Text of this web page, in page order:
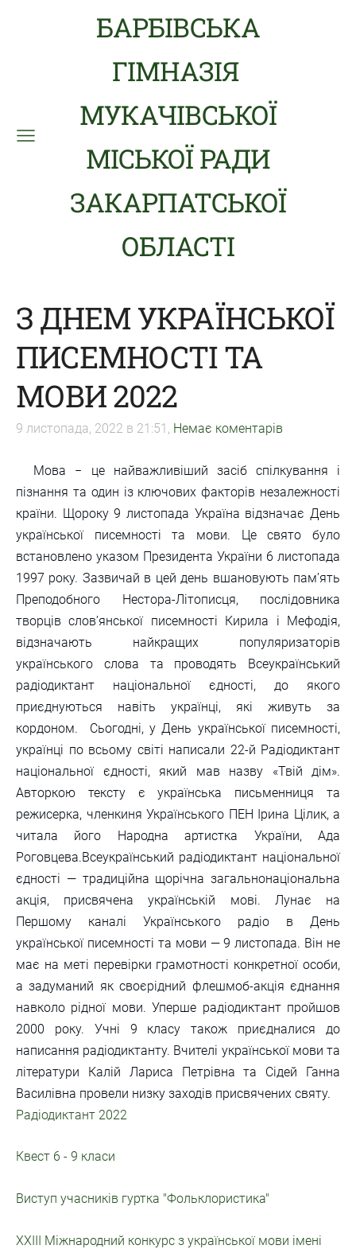
БАРБІВСЬКА
ГІМНАЗІЯ
МУКАЧІВСЬКОЇ
МІСЬКОЇ РАДИ
ЗАКАРПАТСЬКОЇ
ОБЛАСТІ
З ДНЕМ УКРАЇНСЬКОЇ
ПИСЕМНОСТІ ТА
МОВИ 2022
9 листопада, 2022 в 21:51, Немає коментарів
Мова − це найважливіший засіб спілкування і
пізнання та один із ключових факторів незалежності
країни. Щороку 9 листопада Україна відзначає День
української писемності та мови. Це свято було
встановлено указом Президента України 6 листопада
1997 року. Зазвичай в цей день вшановують пам’ять
Преподобного Нестора-Літописця, послідовника
творців слов’янської писемності Кирила і Мефодія,
відзначають найкращих популяризаторів
українського слова та проводять Всеукраїнський
радіодиктант національної єдності, до якого
приєднуються навіть українці, які живуть за
кордоном. Сьогодні, у День української писемності,
українці по всьому світі написали 22-й Радіодиктант
національної єдності, який мав назву «Твій дім».
Авторкою тексту є українська письменниця та
режисерка, членкиня Українського ПЕН Ірина Цілик, а
читала його Народна артистка України, Ада
Роговцева.Всеукраїнський радіодиктант національної
єдності — традиційна щорічна загальнонаціональна
акція, присвячена українській мові. Лунає на
Першому каналі Українського радіо в День
української писемності та мови — 9 листопада. Він не
має на меті перевірки грамотності конкретної особи,
а задуманий як своєрідний флешмоб-акція єднання
навколо рідної мови. Уперше радіодиктант пройшов
2000 року. Учні 9 класу також приєдналися до
написання радіодиктанту. Вчителі української мови та
літератури Калій Лариса Петрівна та Сідей Ганна
Василівна провели низку заходів присвячених святу.
Радіодиктант 2022
Квест 6 - 9 класи
Виступ учасників гуртка "Фольклористика"
ХХІІІ Міжнародний конкурс з української мови імені